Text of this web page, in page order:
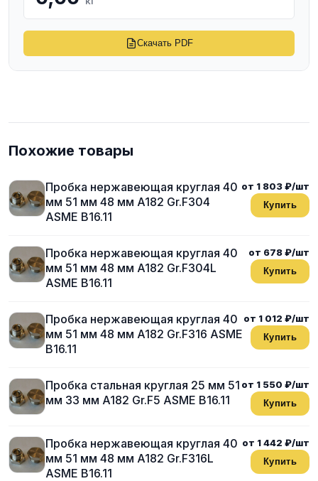
Скачать PDF
Похожие товары
Пробка нержавеющая круглая 40
мм 51 мм 48 мм A182 Gr.F304
ASME B16.11
от 1 803 ₽/шт
Купить
Пробка нержавеющая круглая 40
мм 51 мм 48 мм A182 Gr.F304L
ASME B16.11
от 678 ₽/шт
Купить
Пробка нержавеющая круглая 40
мм 51 мм 48 мм A182 Gr.F316 ASME
B16.11
от 1 012 ₽/шт
Купить
Пробка стальная круглая 25 мм 51
мм 33 мм A182 Gr.F5 ASME B16.11
от 1 550 ₽/шт
Купить
Пробка нержавеющая круглая 40
мм 51 мм 48 мм A182 Gr.F316L
ASME B16.11
от 1 442 ₽/шт
Купить